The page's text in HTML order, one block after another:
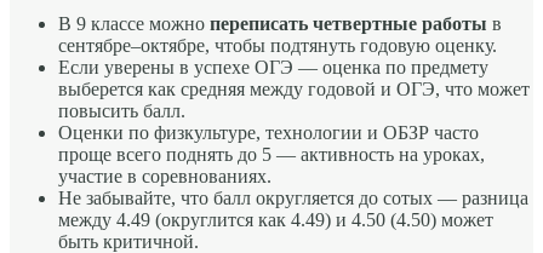
В 9 классе можно переписать четвертные работы в
сентябре–октябре, чтобы подтянуть годовую оценку.
Если уверены в успехе ОГЭ — оценка по предмету
выберется как средняя между годовой и ОГЭ, что может
повысить балл.
Оценки по физкультуре, технологии и ОБЗР часто
проще всего поднять до 5 — активность на уроках,
участие в соревнованиях.
Не забывайте, что балл округляется до сотых — разница
между 4.49 (округлится как 4.49) и 4.50 (4.50) может
быть критичной.